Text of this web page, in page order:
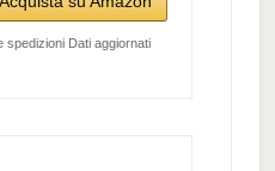
spedizioni Dati aggiornati